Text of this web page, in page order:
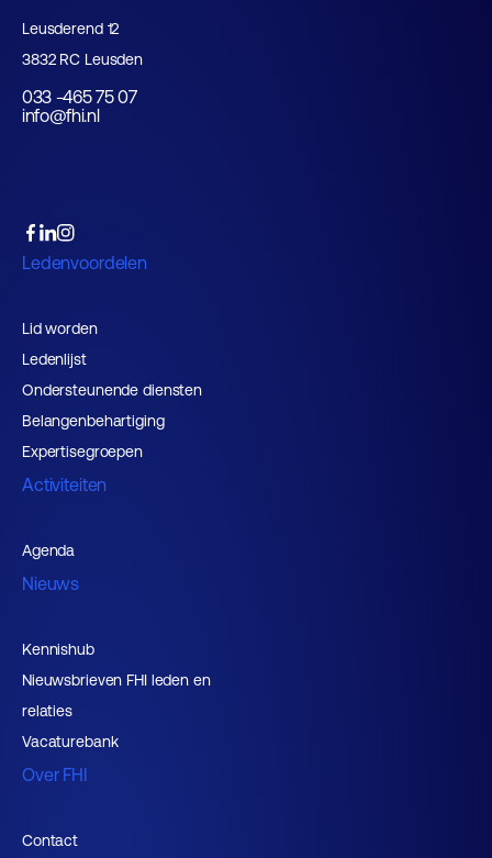
Leusderend 12
3832 RC Leusden
033 -465 75 07
info@fhi.nl
Ledenvoordelen
Lid worden
Ledenlijst
Ondersteunende diensten
Belangenbehartiging
Expertisegroepen
Activiteiten
Agenda
Nieuws
Kennishub
Nieuwsbrieven FHI leden en
relaties
Vacaturebank
Over FHI
Contact